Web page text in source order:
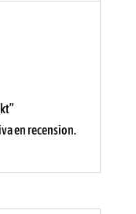
en recension.